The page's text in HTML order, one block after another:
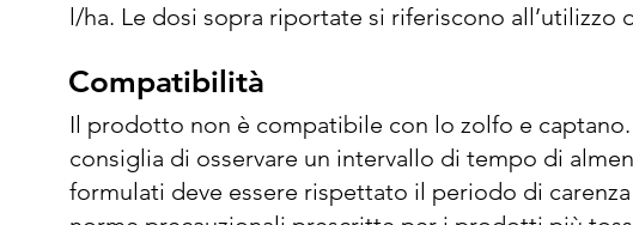
l/ha. Le dosi sopra riportate si riferiscono all’utilizzo
volumi di irrorazione adeguati a garantire una
al fine di ottenere un’adeguata efficacia del
completa ricopertura degli insetti ed acari
3/4 di acqua, mantenendo la pompa in costante
caso di miscela con altri prodotti fitosanitari in
Compatibilità
Compatibilità
Il prodotto non è compatibile con lo zolfo e
consiglia di osservare un intervallo di tempo di
formulati deve essere rispettato il periodo di